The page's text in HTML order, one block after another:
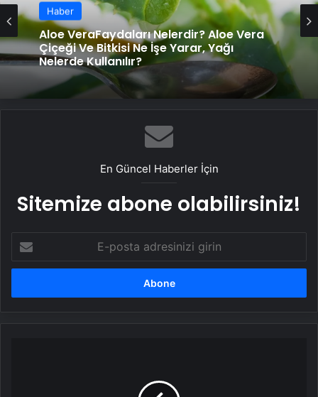
Haber
Çiçeği Ve Bitkisi Ne İşe Yarar, Yağı
Haber
Bir avuç dutun 9 mucizevi faydası! Şifa
deposu dutun faydaları sizi çok
şaşırtacak!
En Güncel Haberler İçin
Sitemize abone olabilirsiniz!
posta
adresinizi